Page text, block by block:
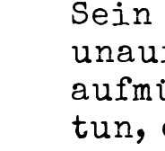
Sein
tun,